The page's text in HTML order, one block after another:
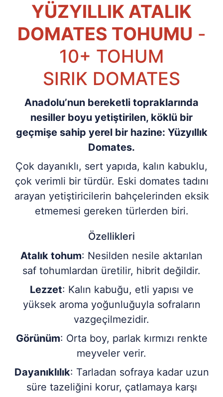
YÜZYILLIK ATALIK
DOMATES TOHUMU -
10+ TOHUM
SIRIK DOMATES
Anadolu’nun bereketli topraklarında
nesiller boyu yetiştirilen, köklü bir
geçmişe sahip yerel bir hazine: Yüzyıllık
Domates.
Çok dayanıklı, sert yapıda, kalın kabuklu,
çok verimli bir türdür. Eski domates tadını
arayan yetiştiricilerin bahçelerinden eksik
etmemesi gereken türlerden biri.
Özellikleri
Atalık tohum: Nesilden nesile aktarılan
saf tohumlardan üretilir, hibrit değildir.
Lezzet: Kalın kabuğu, etli yapısı ve
yüksek aroma yoğunluğuyla sofraların
vazgeçilmezidir.
Görünüm: Orta boy, parlak kırmızı renkte
meyveler verir.
Dayanıklılık: Tarladan sofraya kadar uzun
süre tazeliğini korur, çatlamaya karşı